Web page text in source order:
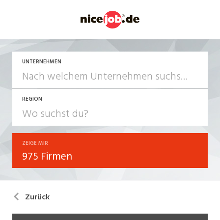
UNTERNEHMEN
REGION
ZEIGE MIR
975 Firmen
Zurück